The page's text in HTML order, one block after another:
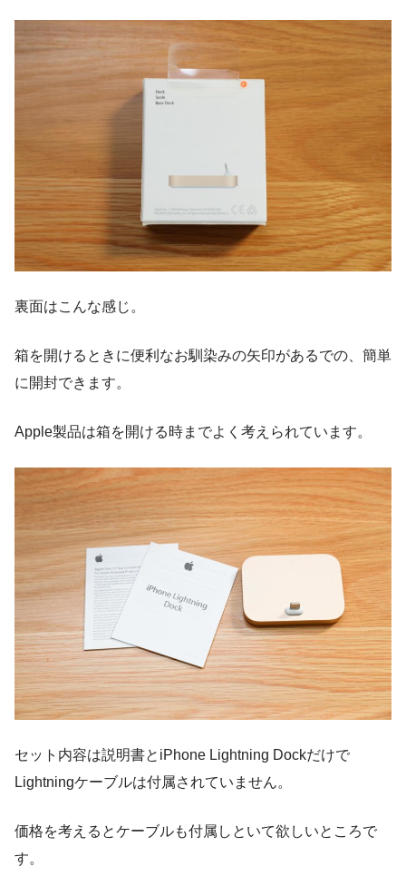
裏面はこんな感じ。
箱を開けるときに便利なお馴染みの矢印があるでの、簡単
に開封できます。
Apple製品は箱を開ける時までよく考えられています。
セット内容は説明書とiPhone Lightning Dockだけで
Lightningケーブルは付属されていません。
価格を考えるとケーブルも付属しといて欲しいところで
す。